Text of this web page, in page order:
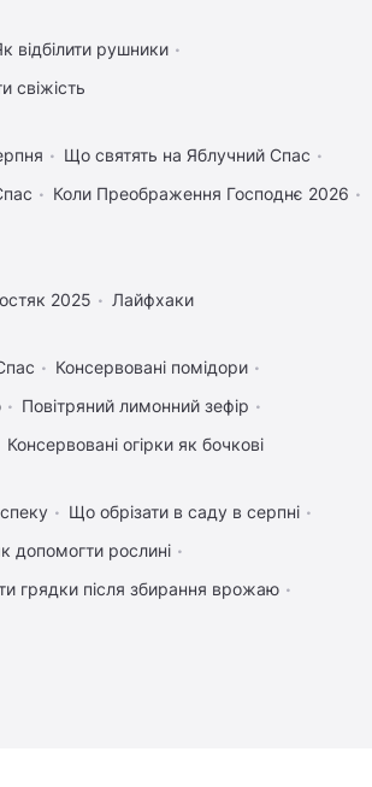
відбілити рушники
свіжість
Що святять на Яблучний Спас
Коли Преображення Господнє 2026
2025 Лайфхаки
Консервовані помідори
Повітряний лимонний зефір
Консервовані огірки як бочкові
Що обрізати в саду в серпні
допомогти рослині
грядки після збирання врожаю